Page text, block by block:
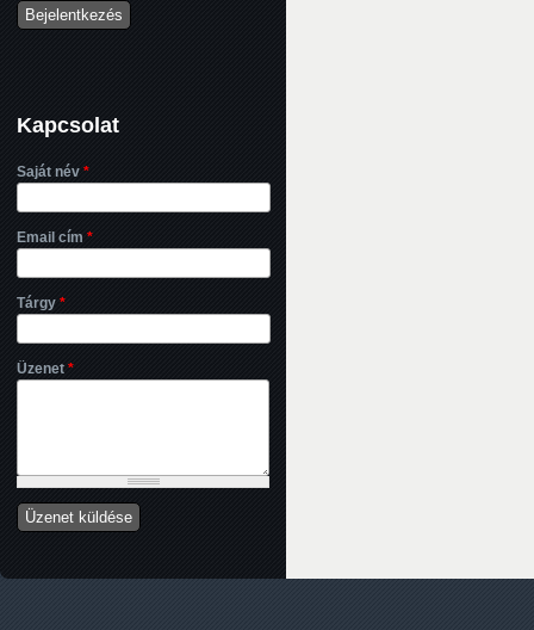
Kapcsolat
Saját név *
Email cím *
Tárgy *
Üzenet *